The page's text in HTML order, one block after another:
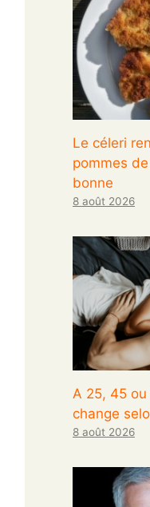
Le céleri
pommes
bonne
8 août 2026
A 25, 45
change
8 août 2026